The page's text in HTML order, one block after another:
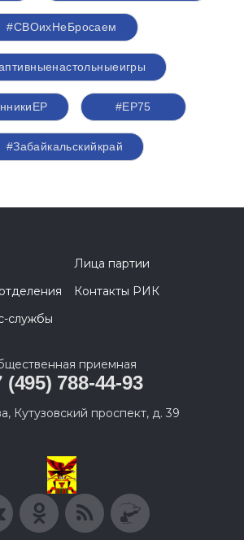
#СВОихНеБросаем
#ЕР75
#Забайкальскийкрай
Лица партии
Контакты РИК
службы
приемная
(495) 788-44-93
Кутузовский проспект, д. 39